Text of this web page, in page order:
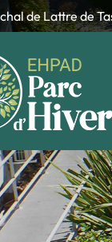
de Lattre de